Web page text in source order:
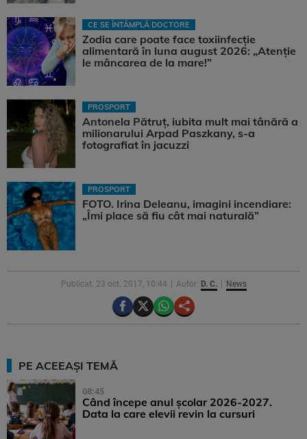
CE SE ÎNTÂMPLĂ DOCTORE
Zodia care poate face toxiinfecție
alimentară în luna august 2026: „Atenție
le mâncarea de la mare!”
PROSPORT
Antonela Pătruț, iubita mult mai tânără a
milionarului Arpad Paszkany, s-a
fotografiat în jacuzzi
PROSPORT
FOTO. Irina Deleanu, imagini incendiare:
„Îmi place să fiu cât mai naturală”
Publicat: 23 oct. 2017, 10:44 Autor: D. C. News
PE ACEEAȘI TEMĂ
08:45
Când începe anul școlar 2026-2027.
Data la care elevii revin la cursuri